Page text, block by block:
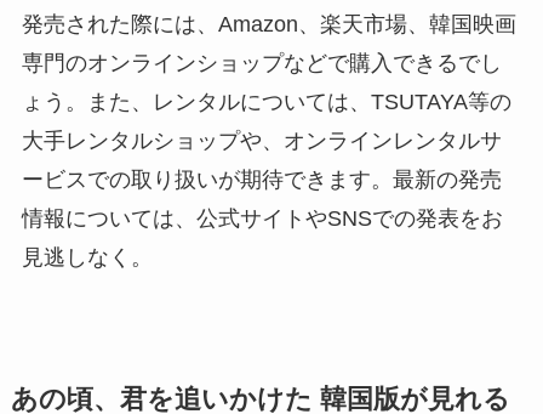
発売された際には、Amazon、楽天市場、韓国映画
専門のオンラインショップなどで購入できるでし
ょう。また、レンタルについては、TSUTAYA等の
大手レンタルショップや、オンラインレンタルサ
ービスでの取り扱いが期待できます。最新の発売
情報については、公式サイトやSNSでの発表をお
見逃しなく。
あの頃、君を追いかけた 韓国版が見れる